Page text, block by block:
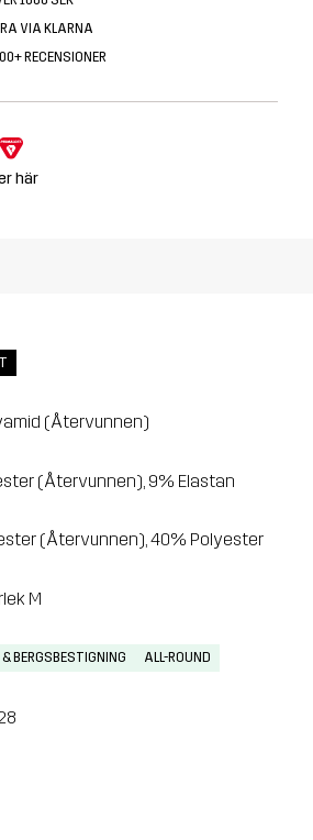
VIA KLARNA
RECENSIONER
här
(Återvunnen)
(Återvunnen), 9% Elastan
(Återvunnen), 40% Polyester
M
BERGSBESTIGNING ALL-ROUND